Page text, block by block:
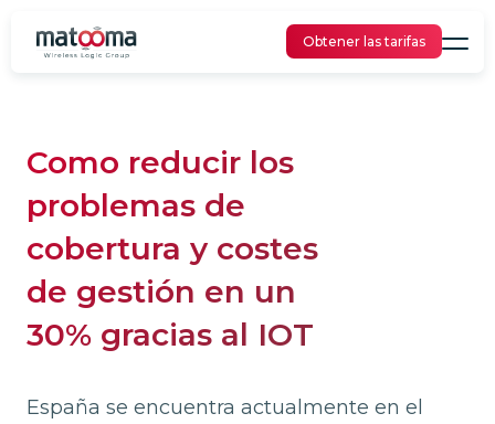
Obtener las tarifas
Como reducir los
problemas de
cobertura y costes
de gestión en un
30% gracias al IOT
España se encuentra actualmente en el